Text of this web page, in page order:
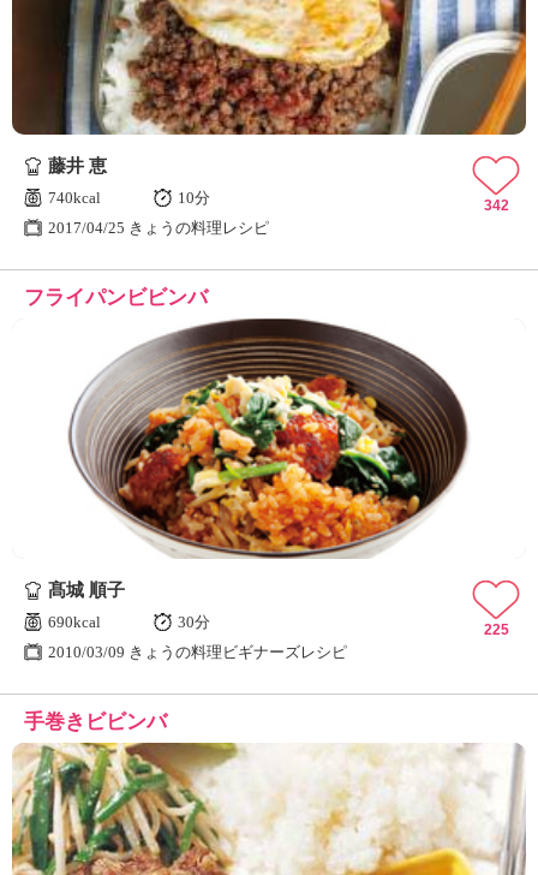
藤井 恵
740kcal
10分
2017/04/25 きょうの料理レシピ
342
フライパンビビンバ
髙城 順子
690kcal
30分
2010/03/09 きょうの料理ビギナーズレシピ
225
手巻きビビンバ